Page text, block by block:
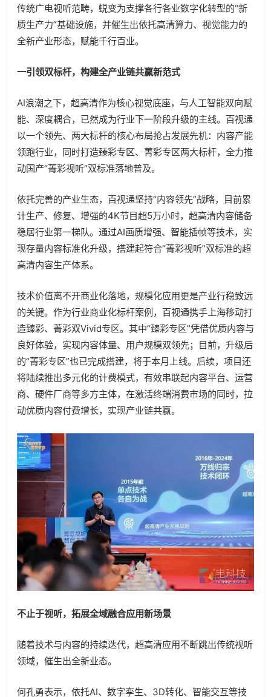
传统广电视听范畴，蜕变为支撑各行各业数字化转型的“新
质生产力”基础设施，并催生出依托高清算力、视觉能力的
全新产业形态，赋能千行百业。
一引领双标杆，构建全产业链共赢新范式
AI浪潮之下，超高清作为核心视觉底座，与人工智能双向赋
能、深度耦合，已然成为行业下一阶段升级的主线。百视通
以一个领先、两大标杆的核心布局抢占发展先机：内容产能
领跑行业，同时打造臻彩专区、菁彩专区两大标杆，全力推
动国产“菁彩视听”双标准落地普及。
依托完善的产业生态，百视通坚持“内容领先”战略，目前累
计生产、修复、增强的4K节目超5万小时，超高清内容储备
稳居行业第一梯队。通过AI画质增强、智能插帧等技术，实
现存量内容标准化升级，搭建起符合“菁彩视听”双标准的超
高清内容生产体系。
技术价值离不开商业化落地，规模化应用更是产业行稳致远
的关键。作为行业商业化标杆案例，百视通携手上海移动打
造臻彩、菁彩双Vivid专区。其中“臻彩专区”凭借优质内容与
良好体验，实现内容体量、用户规模双领先；目前，升级后
的“菁彩专区”也已完成搭建，将于本月上线。后续，项目还
将陆续推出多元化的计费模式，有效串联起内容平台、运营
商、硬件厂商等多方主体，在激活终端消费市场的同时，拉
动优质内容付费增长，实现产业链共赢。
不止于视听，拓展全域融合应用新场景
随着技术与内容的持续迭代，超高清应用不断跳出传统视听
领域，催生出全新业态。
何孔勇表示，依托AI、数字孪生、3D转化、智能交互等技